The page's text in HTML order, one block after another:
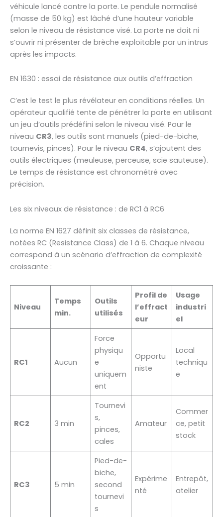
véhicule lancé contre la porte. Le pendule normalisé
(masse de 50 kg) est lâché d’une hauteur variable
selon le niveau de résistance visé. La porte ne doit ni
s’ouvrir ni présenter de brèche exploitable par un intrus
après les impacts.
EN 1630 : essai de résistance aux outils d’effraction
C’est le test le plus révélateur en conditions réelles. Un
opérateur qualifié tente de pénétrer la porte en utilisant
un jeu d’outils prédéfini selon le niveau visé. Pour le
niveau CR3, les outils sont manuels (pied-de-biche,
tournevis, pinces). Pour le niveau CR4, s’ajoutent des
outils électriques (meuleuse, perceuse, scie sauteuse).
Le temps de résistance est chronométré avec
précision.
Les six niveaux de résistance : de RC1 à RC6
La norme EN 1627 définit six classes de résistance,
notées RC (Resistance Class) de 1 à 6. Chaque niveau
correspond à un scénario d’effraction de complexité
croissante :
Niveau
Temps
min.
Outils
utilisés
Profil de
l’effract
eur
Usage
industri
el
RC1 Aucun
Force
physiqu
e
uniquem
ent
Opportu
niste
Local
techniqu
e
RC2 3 min
Tournevi
s,
pinces,
cales
Amateur
Commer
ce, petit
stock
RC3 5 min
Pied-de-
biche,
second
tournevi
s
Expérime
nté
Entrepôt,
atelier